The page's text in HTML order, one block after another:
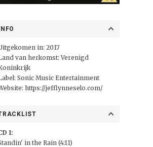
INFO
in: 2017
van herkomst: Verenigd
Sonic Music Entertainment
https://jefflynneselo.com/
1:
in the Rain (4:11)